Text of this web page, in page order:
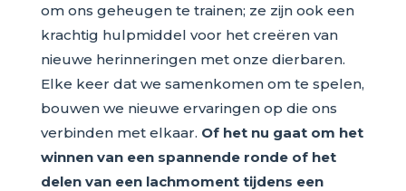
om ons geheugen te trainen; ze zijn ook een
krachtig hulpmiddel voor het creëren van
nieuwe herinneringen met onze dierbaren.
Elke keer dat we samenkomen om te spelen,
bouwen we nieuwe ervaringen op die ons
verbinden met elkaar. Of het nu gaat om het
winnen van een spannende ronde of het
delen van een lachmoment tijdens een